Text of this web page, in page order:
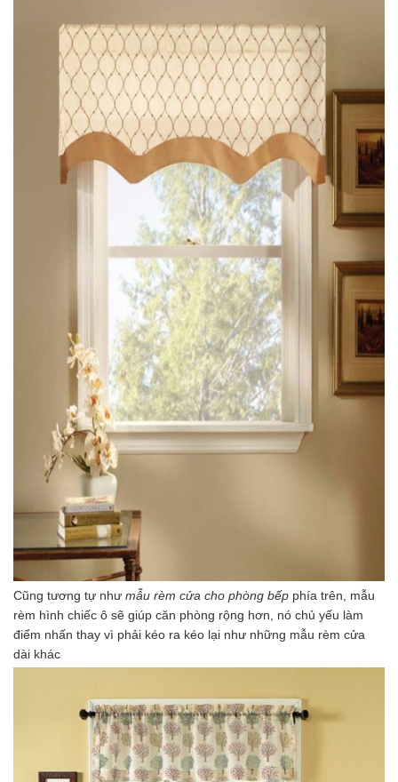
Cũng tương tự như mẫu rèm cửa cho phòng bếp phía trên, mẫu
rèm hình chiếc ô sẽ giúp căn phòng rộng hơn, nó chủ yếu làm
điểm nhấn thay vì phải kéo ra kéo lại như những mẫu rèm cửa
dài khác